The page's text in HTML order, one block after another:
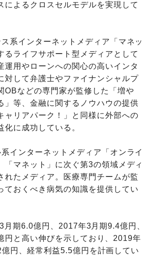
によるクロスセルモデルを実現して
系インターネットメディア「マネッ
るライフサポート型メディアとして
運用やローンへの関心の高いインタ
対して弁護士やファイナンシャルプ
OBなどの専門家が監修した「増や
」等、金融に関するノウハウの提供
ャリアパーク！」と同様に外部への
に成功している。
インターネットメディア「オンライ
「マネット」に次ぐ第3の領域メディ
れたメディア。医療専門チームが監
ておくべき病気の知識を提供してい
期6.0億円、2017年3月期9.4億円、
円と高い伸びを示しており、2019年
円、経常利益5.5億円を計画してい